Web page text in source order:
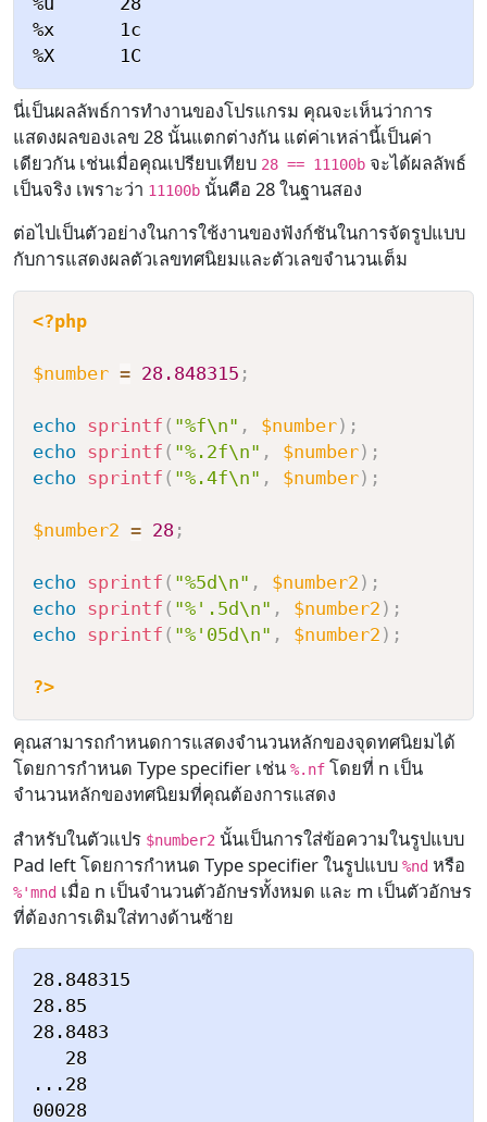
%x      1c
นี่เป็นผลลัพธ์การทำงานของโปรแกรม คุณจะเห็นว่าการ
แสดงผลของเลข 28 นั้นแตกต่างกัน แต่ค่าเหล่านี้เป็นค่า
เดียวกัน เช่นเมื่อคุณเปรียบเทียบ 28 == 11100b จะได้ผลลัพธ์
เป็นจริง เพราะว่า 11100b นั้นคือ 28 ในฐานสอง
ต่อไปเป็นตัวอย่างในการใช้งานของฟังก์ชันในการจัดรูปแบบ
กับการแสดงผลตัวเลขทศนิยมและตัวเลขจำนวนเต็ม
<?php
$number = 28.848315 ;
echo sprintf ( "%f\n" , $number) ;
echo
sprintf ( "%.2f\n" , $number) ;
echo
sprintf ( "%.4f\n" , $number) ;
$number2 = 28;
echo sprintf ( "%5d\n" , $number2 ) ;
echo
sprintf ( "%'.5d\n" , $number2 ) ;
echo
sprintf ( "%'05d\n" , $number2 ) ;
?>
คุณสามารถกำหนดการแสดงจำนวนหลักของจุดทศนิยมได้
โดยการกำหนด Type specifier เช่น%.nf โดยที่ n เป็น
จำนวนหลักของทศนิยมที่คุณต้องการแสดง
สำหรับในตัวแปร $number2 นั้นเป็นการใส่ข้อความในรูปแบบ
Pad left โดยการกำหนด Type specifier ในรูปแบบ%nd หรือ
%'mnd เมื่อ n เป็นจำนวนตัวอักษรทั้งหมด และ m เป็นตัวอักษร
ที่ต้องการเติมใส่ทางด้านซ้าย
28.848315
28.85
28.8483
   28
...28
00028